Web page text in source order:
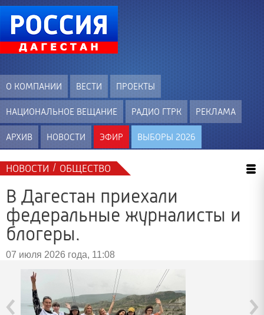
О КОМПАНИИ ВЕСТИ ПРОЕКТЫ
НАЦИОНАЛЬНОЕ ВЕЩАНИЕ РАДИО ГТРК РЕКЛАМА
АРХИВ НОВОСТИ ЭФИР ВЫБОРЫ 2026
НОВОСТИ / ОБЩЕСТВО
В Дагестан приехали
федеральные журналисты и
блогеры.
07 июля 2026 года, 11:08